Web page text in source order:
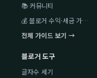
📚 커뮤니티
💰 블로거 수익·세금 가이드
전체 가이드 보기 →
블로거 도구
글자수 세기